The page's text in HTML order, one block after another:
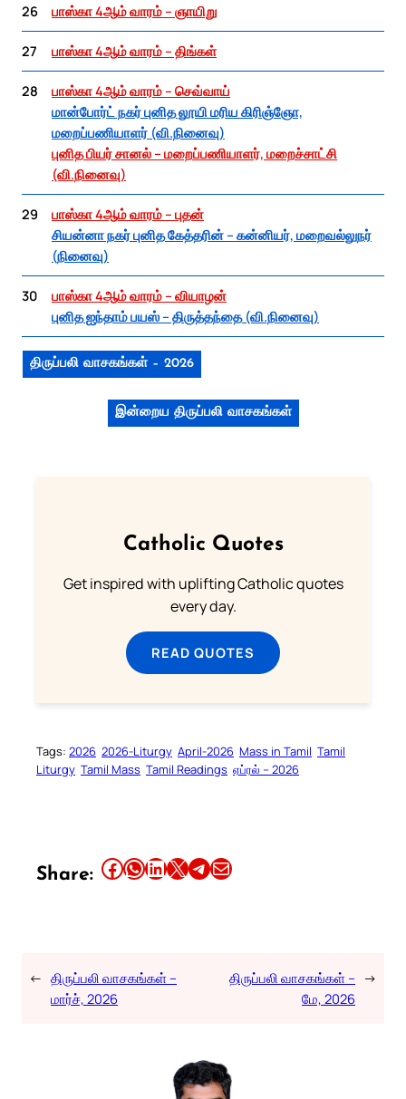
26 பாஸ்கா 4ஆம் வாரம் – ஞாயிறு
27 பாஸ்கா 4ஆம் வாரம் – திங்கள்
28
பாஸ்கா 4ஆம் வாரம் – செவ்வாய்
மான்போர்ட் நகர் புனித லூயி மரிய கிரிஞ்ஞோ,
மறைப்பணியாளர் (வி.நினைவு)
புனித பியர் சானல் – மறைப்பணியாளர், மறைச்சாட்சி
(வி.நினைவு)
29
பாஸ்கா 4ஆம் வாரம் – புதன்
சியன்னா நகர் புனித கேத்தரின் – கன்னியர், மறைவல்லுநர்
(நினைவு)
30
பாஸ்கா 4ஆம் வாரம் – வியாழன்
புனித ஐந்தாம் பயஸ் – திருத்தந்தை (வி.நினைவு)
திருப்பலி வாசகங்கள் – 2026
இன்றைய திருப்பலி வாசகங்கள்
Catholic Quotes
Get inspired with uplifting Catholic quotes
every day.
READ QUOTES
Tags: 2026 2026-Liturgy April-2026 Mass in Tamil Tamil
Liturgy Tamil Mass Tamil Readings ஏப்ரல் – 2026
Share: Share this article on Facebook Share this article on WhatsApp Share this article on LinkedIn Share this article on X Share this article on TelegramEmail this Article
← திருப்பலி வாசகங்கள் –
மார்ச், 2026
திருப்பலி வாசகங்கள் –
மே, 2026
→